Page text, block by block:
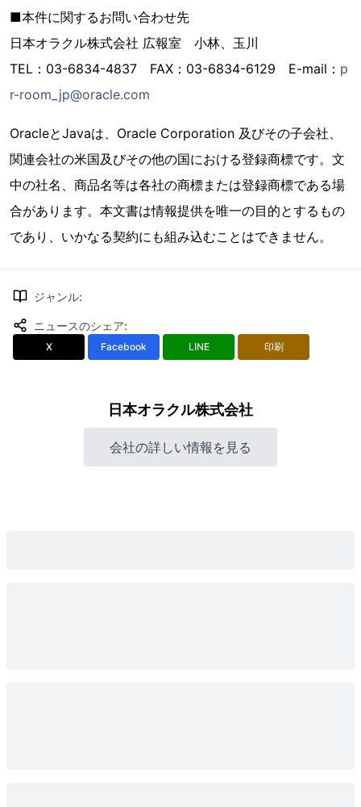
■本件に関するお問い合わせ先
日本オラクル株式会社 広報室 小林、玉川
TEL：03-6834-4837 FAX：03-6834-6129 E-mail： p
r-room_jp@oracle.com
OracleとJavaは、Oracle Corporation 及びその子会社、
関連会社の米国及びその他の国における登録商標です。文
中の社名、商品名等は各社の商標または登録商標である場
合があります。本文書は情報提供を唯一の目的とするもの
であり、いかなる契約にも組み込むことはできません。
ジャンル:
ニュースのシェア:
X Facebook LINE 印刷
日本オラクル株式会社
会社の詳しい情報を見る